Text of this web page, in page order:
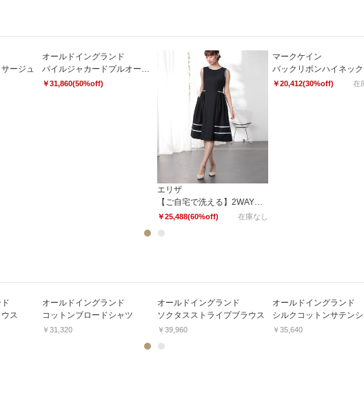
ージュ
オールドイングランド
パイルジャカードプルオーバー
￥31,860(50%off)
エリザ
【ご自宅で洗える】2WAYストレッチソリッドワンピース
￥25,488(60%off) 在庫なし
マークケイン
￥20,412(30%off) 在
2
ス
オールドイングランド
コットンブロードシャツ
￥31,320
オールドイングランド
ソクタスストライプブラウス
￥39,960
オールドイングランド
シルクコットンサテン
￥35,640
2